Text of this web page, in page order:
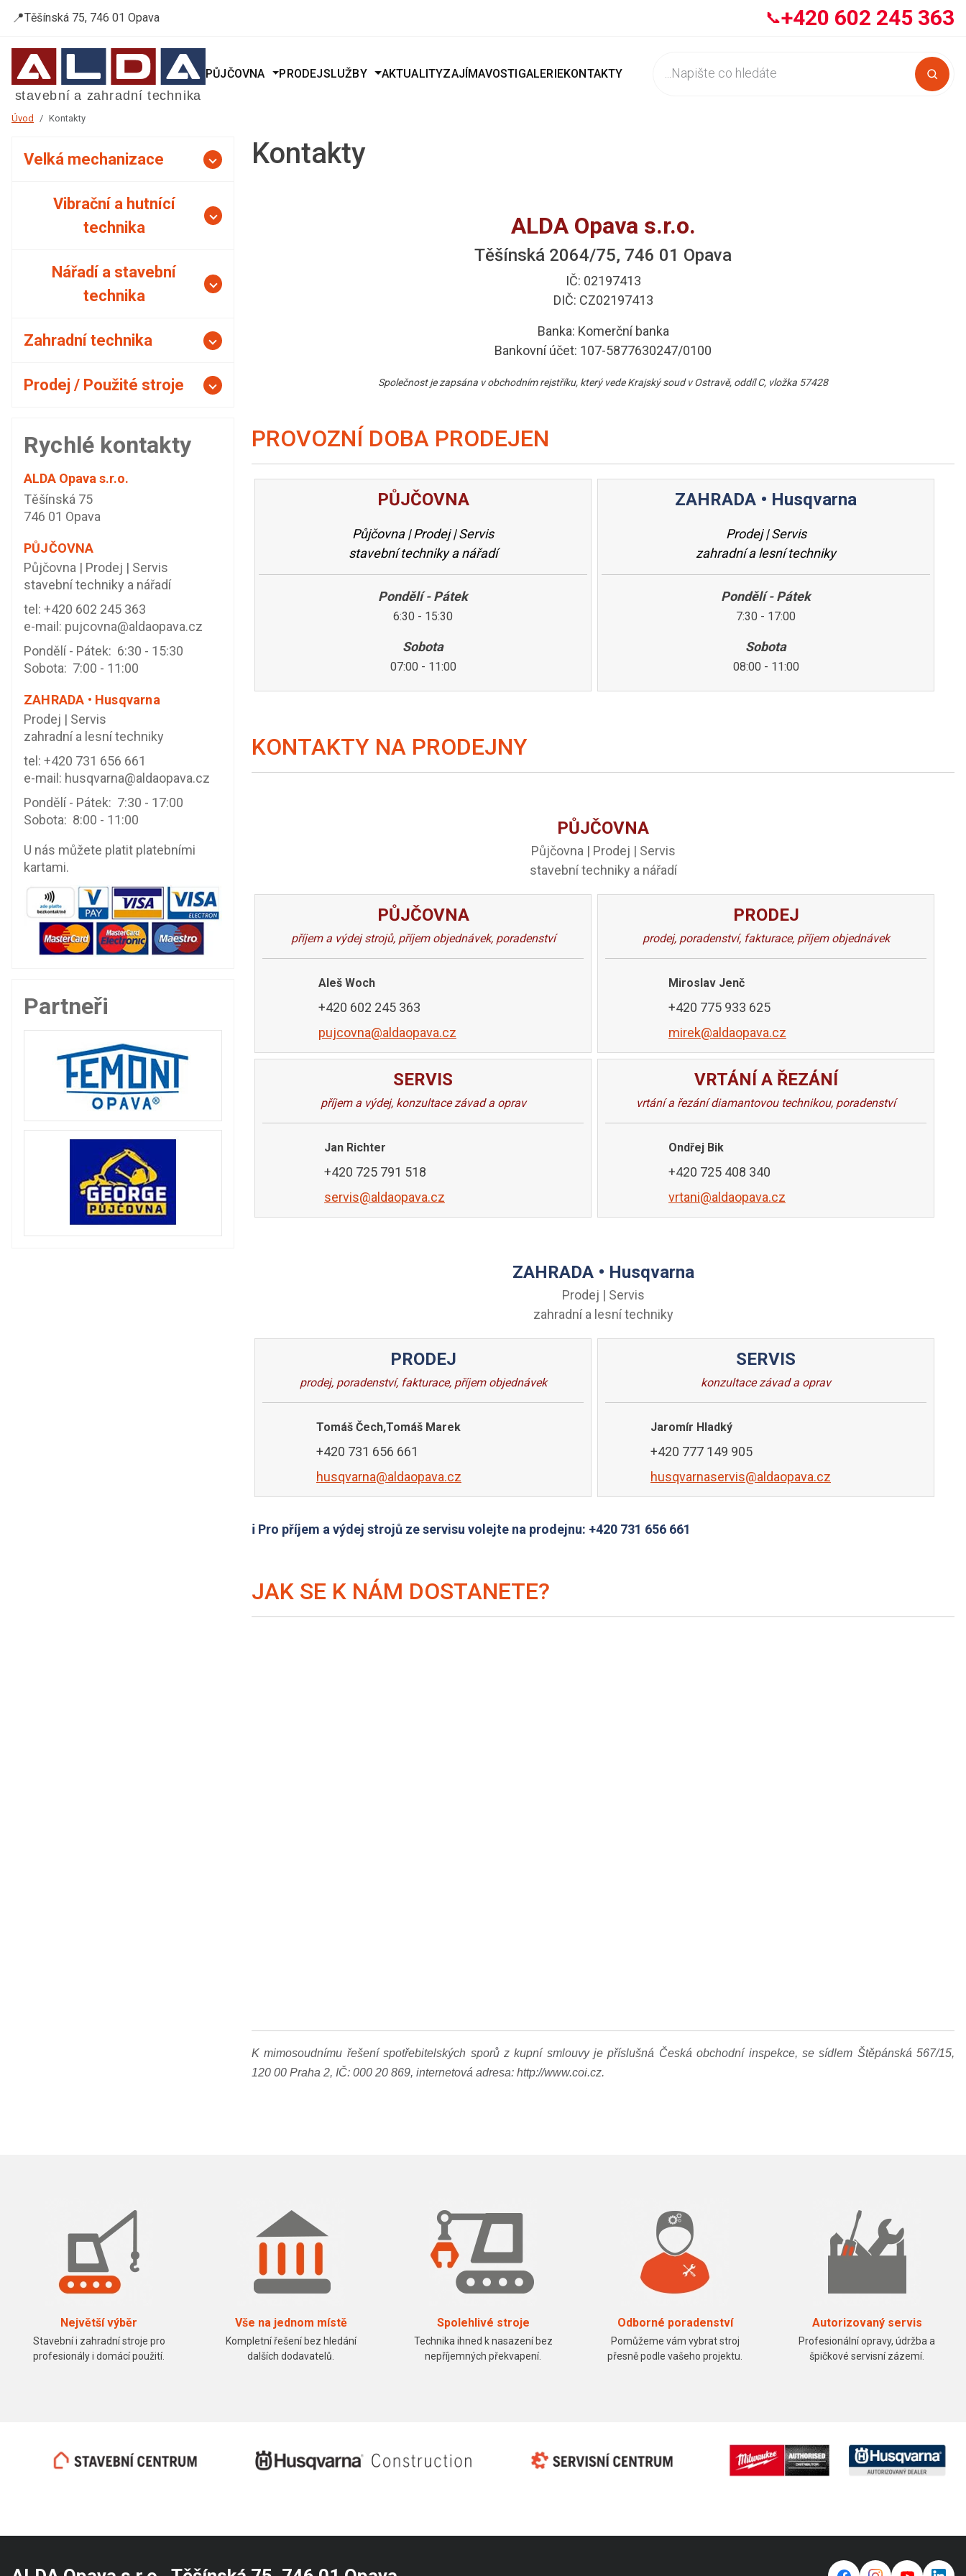
📍Těšínská 75, 746 01 Opava 📞+420 602 245 363
PŮJČOVNA PRODEJSLUŽBY AKTUALITYZAJÍMAVOSTIGALERIEKONTAKTY
Úvod Kontakty
Velká mechanizace
Vibrační a hutnící
technika
Nářadí a stavební
technika
Zahradní technika
Prodej / Použité stroje
Rychlé kontakty
ALDA Opava s.r.o.
Těšínská 75
746 01 Opava
PŮJČOVNA
Půjčovna | Prodej | Servis
stavební techniky a nářadí
tel: +420 602 245 363
e-mail: pujcovna@aldaopava.cz
Pondělí - Pátek: 6:30 - 15:30
Sobota: 7:00 - 11:00
ZAHRADA • Husqvarna
Prodej | Servis
zahradní a lesní techniky
tel: +420 731 656 661
e-mail: husqvarna@aldaopava.cz
Pondělí - Pátek: 7:30 - 17:00
Sobota: 8:00 - 11:00
U nás můžete platit platebními
kartami.
Partneři
Kontakty
ALDA Opava s.r.o.
Těšínská 2064/75, 746 01 Opava
IČ: 02197413
DIČ: CZ02197413
Banka: Komerční banka
Bankovní účet: 107-5877630247/0100
Společnost je zapsána v obchodním rejstříku, který vede Krajský soud v Ostravě, oddíl C, vložka 57428
PROVOZNÍ DOBA PRODEJEN
PŮJČOVNA
Půjčovna | Prodej | Servis
stavební techniky a nářadí
Pondělí - Pátek
6:30 - 15:30
Sobota
07:00 - 11:00
ZAHRADA • Husqvarna
Prodej | Servis
zahradní a lesní techniky
Pondělí - Pátek
7:30 - 17:00
Sobota
08:00 - 11:00
KONTAKTY NA PRODEJNY
PŮJČOVNA
Půjčovna | Prodej | Servis
stavební techniky a nářadí
PŮJČOVNA
příjem a výdej strojů, příjem objednávek, poradenství
Aleš Woch
+420 602 245 363
pujcovna@aldaopava.cz
PRODEJ
prodej, poradenství, fakturace, příjem objednávek
Miroslav Jenč
+420 775 933 625
mirek@aldaopava.cz
SERVIS
příjem a výdej, konzultace závad a oprav
Jan Richter
+420 725 791 518
servis@aldaopava.cz
VRTÁNÍ A ŘEZÁNÍ
vrtání a řezání diamantovou technikou, poradenství
Ondřej Bik
+420 725 408 340
vrtani@aldaopava.cz
ZAHRADA • Husqvarna
Prodej | Servis
zahradní a lesní techniky
PRODEJ
prodej, poradenství, fakturace, příjem objednávek
Tomáš Čech,Tomáš Marek
+420 731 656 661
husqvarna@aldaopava.cz
SERVIS
konzultace závad a oprav
Jaromír Hladký
+420 777 149 905
husqvarnaservis@aldaopava.cz
ℹ️ Pro příjem a výdej strojů ze servisu volejte na prodejnu: +420 731 656 661
JAK SE K NÁM DOSTANETE?
K mimosoudnímu řešení spotřebitelských sporů z kupní smlouvy je příslušná Česká obchodní inspekce, se sídlem Štěpánská 567/15,
120 00 Praha 2, IČ: 000 20 869, internetová adresa: http://www.coi.cz.
Největší výběr
Stavební i zahradní stroje pro
profesionály i domácí použití.
Vše na jednom místě
Kompletní řešení bez hledání
dalších dodavatelů.
Spolehlivé stroje
Technika ihned k nasazení bez
nepříjemných překvapení.
Odborné poradenství
Pomůžeme vám vybrat stroj
přesně podle vašeho projektu.
Autorizovaný servis
Profesionální opravy, údržba a
špičkové servisní zázemí.